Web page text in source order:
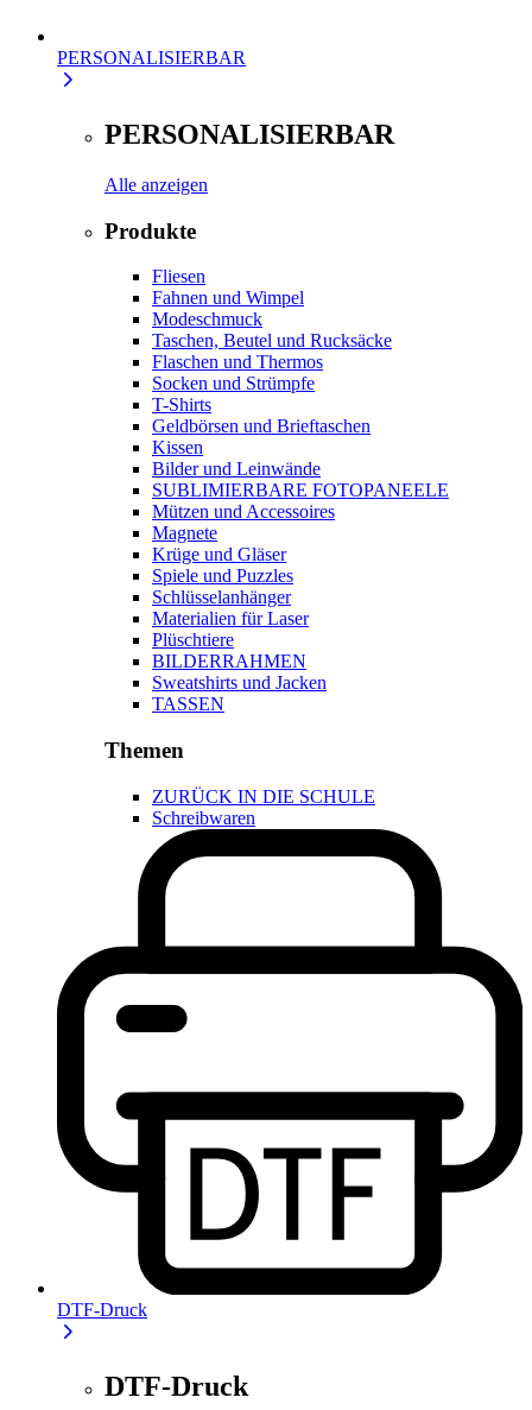
PERSONALISIERBAR
PERSONALISIERBAR
Alle anzeigen
Produkte
Fliesen
Fahnen und Wimpel
Modeschmuck
Taschen, Beutel und Rucksäcke
Flaschen und Thermos
Socken und Strümpfe
T-Shirts
Geldbörsen und Brieftaschen
Kissen
Bilder und Leinwände
SUBLIMIERBARE FOTOPANEELE
Mützen und Accessoires
Magnete
Krüge und Gläser
Spiele und Puzzles
Schlüsselanhänger
Materialien für Laser
Plüschtiere
BILDERRAHMEN
Sweatshirts und Jacken
TASSEN
Themen
ZURÜCK IN DIE SCHULE
Schreibwaren
DTF-Druck
DTF-Druck